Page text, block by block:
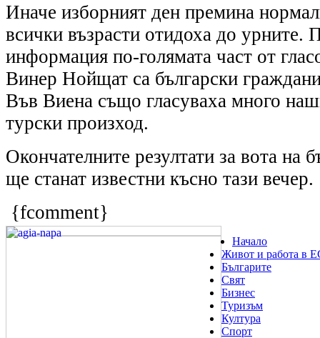
Иначе изборният ден премина
всички възрасти отидоха до урните.
информация по-голямата част от
Винер Нойщат са български
Във Виена също гласуваха много
турски произход.
Окончателните резултати за вота на
ще станат известни късно тази вечер.
{fcomment}
Начало
Живот и работа в
Българите
Свят
Бизнес
Туризъм
Култура
Спорт